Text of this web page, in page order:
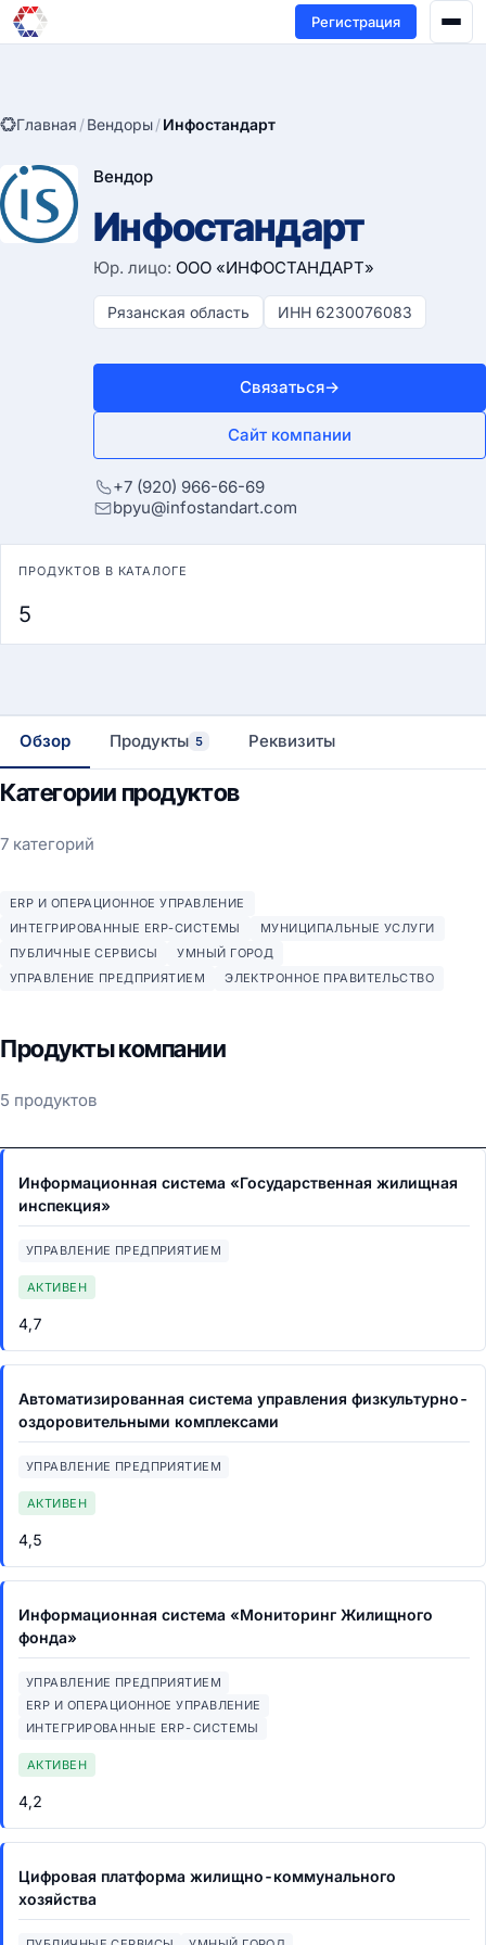
Регистрация
Главная /Вендоры/Инфостандарт
Вендор
Инфостандарт
Юр. лицо: ООО «ИНФОСТАНДАРТ»
Рязанская область ИНН 6230076083
Связаться→
Сайт компании
+7 (920) 966-66-69
bpyu@infostandart.com
ПРОДУКТОВ В КАТАЛОГЕ
5
Обзор Продукты 5 Реквизиты
Категории продуктов
7 категорий
ERP И ОПЕРАЦИОННОЕ УПРАВЛЕНИЕ
ИНТЕГРИРОВАННЫЕ ERP-СИСТЕМЫ
МУНИЦИПАЛЬНЫЕ УСЛУГИ
ПУБЛИЧНЫЕ СЕРВИСЫ
УМНЫЙ ГОРОД
УПРАВЛЕНИЕ ПРЕДПРИЯТИЕМ
ЭЛЕКТРОННОЕ ПРАВИТЕЛЬСТВО
Продукты компании
5 продуктов
Информационная система «Государственная жилищная
инспекция»
УПРАВЛЕНИЕ ПРЕДПРИЯТИЕМ
АКТИВЕН
4,7
Автоматизированная система управления физкультурно-
оздоровительными комплексами
УПРАВЛЕНИЕ ПРЕДПРИЯТИЕМ
АКТИВЕН
4,5
Информационная система «Мониторинг Жилищного
фонда»
УПРАВЛЕНИЕ ПРЕДПРИЯТИЕМ
ERP И ОПЕРАЦИОННОЕ УПРАВЛЕНИЕ
ИНТЕГРИРОВАННЫЕ ERP-СИСТЕМЫ
АКТИВЕН
4,2
Цифровая платформа жилищно-коммунального
хозяйства